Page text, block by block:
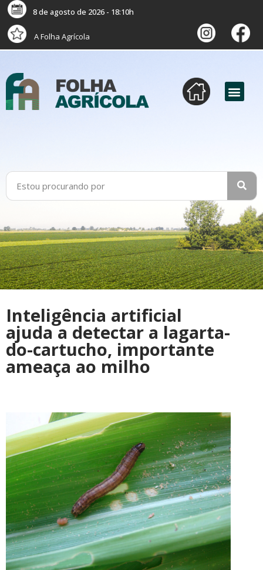
8 de agosto de 2026 - 18:10h
A Folha Agrícola
Inteligência artificial
ajuda a detectar a lagarta-
do-cartucho, importante
ameaça ao milho